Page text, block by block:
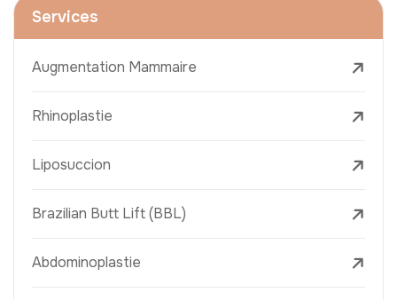
Services
Augmentation Mammaire
Rhinoplastie
Liposuccion
Brazilian Butt Lift (BBL)
Abdominoplastie